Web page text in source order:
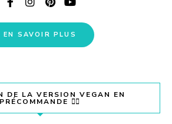
EN SAVOIR PLUS
DE LA VERSION VEGAN EN
PRÉCOMMANDE 👇🏽